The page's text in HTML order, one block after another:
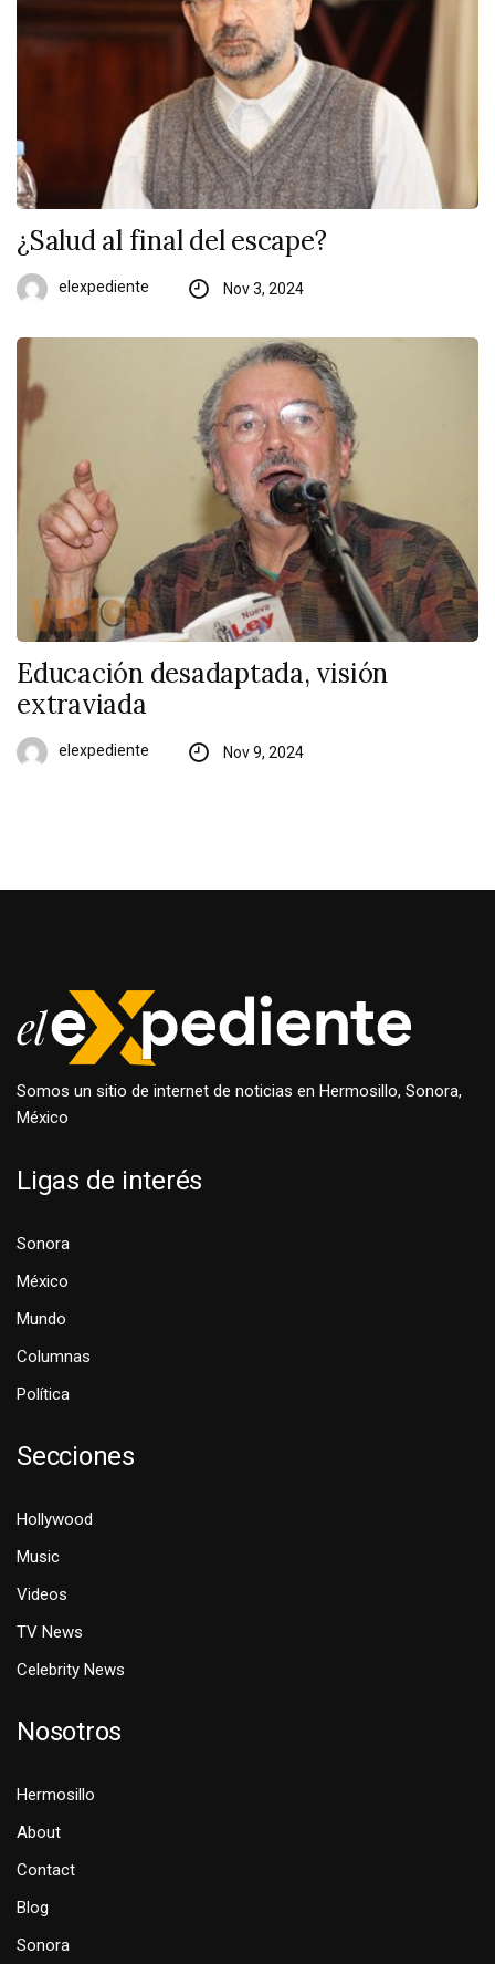
¿Salud al final del escape?
elexpediente Nov 3, 2024
Educación desadaptada, visión
extraviada
elexpediente Nov 9, 2024
Somos un sitio de internet de noticias en Hermosillo, Sonora,
México
Ligas de interés
Sonora
México
Mundo
Columnas
Política
Secciones
Hollywood
Music
Videos
TV News
Celebrity News
Nosotros
Hermosillo
About
Contact
Blog
Sonora